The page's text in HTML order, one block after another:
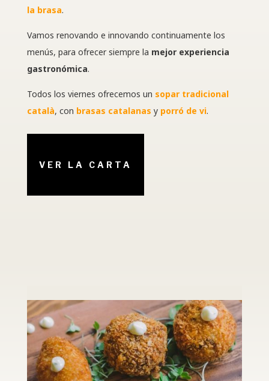
la brasa.
Vamos renovando e innovando continuamente los
menús, para ofrecer siempre la mejor experiencia
gastronómica.
Todos los viernes ofrecemos un sopar tradicional
català, con brasas catalanas y porró de vi.
VER LA CARTA